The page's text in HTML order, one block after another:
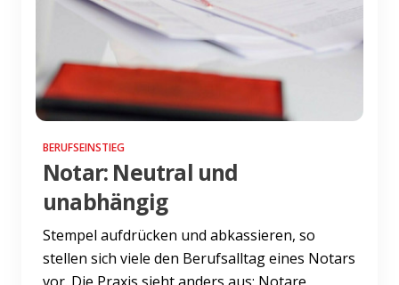
BERUFSEINSTIEG
Notar: Neutral und
unabhängig
Stempel aufdrücken und abkassieren, so
stellen sich viele den Berufsalltag eines Notars